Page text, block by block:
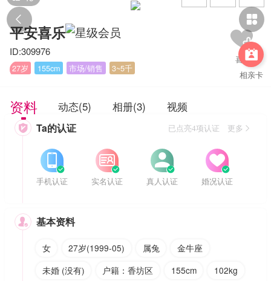
 

相亲卡
平安喜乐
ID:309976
27岁 155cm 市场/销售 3~5千
资料 动态(5) 相册(3) 视频
 Ta的认证 已点亮4项认证 更多


手机认证


实名认证


真人认证


婚况认证
 基本资料
女 27岁(1999-05) 属兔
金牛座
未婚 (没有)
户籍：香坊区 155cm
102kg